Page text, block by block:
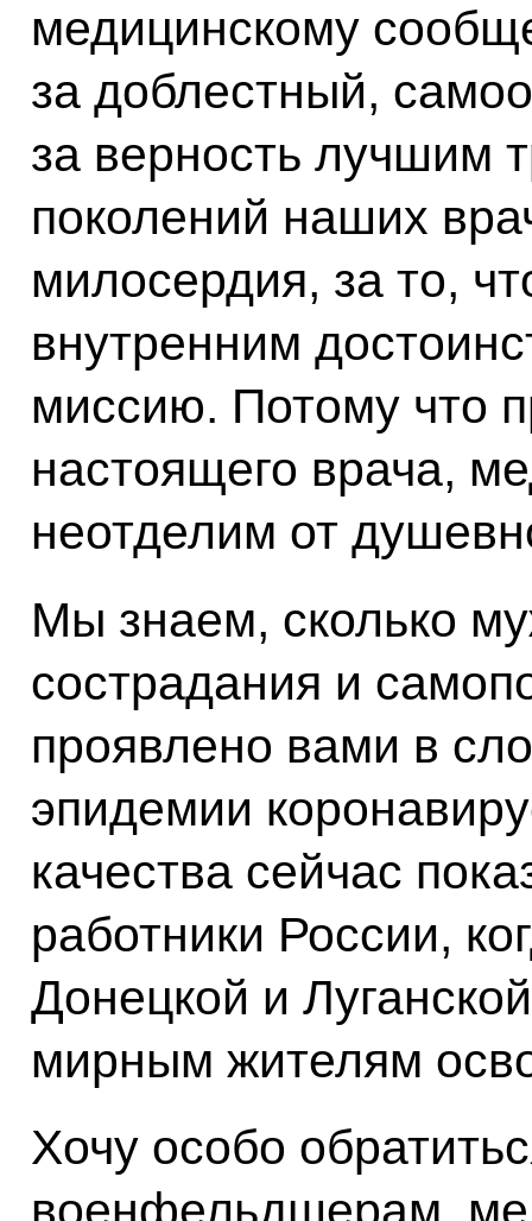
медицинскому
за доблестный,
за верность лучшим
поколений наших
милосердия, за то,
внутренним
миссию. Потому что
настоящего врача,
неотделим от
Мы знаем, сколько
сострадания и
проявлено вами в
эпидемии
качества сейчас
работники России,
Донецкой и
мирным жителям
Хочу особо